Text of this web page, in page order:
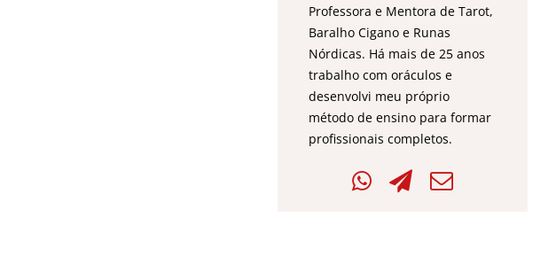
Professora e Mentora de Tarot,
Baralho Cigano e Runas
Nórdicas. Há mais de 25 anos
trabalho com oráculos e
desenvolvi meu próprio
método de ensino para formar
profissionais completos.